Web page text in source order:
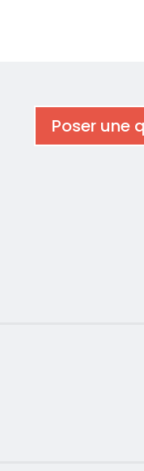
Poser une